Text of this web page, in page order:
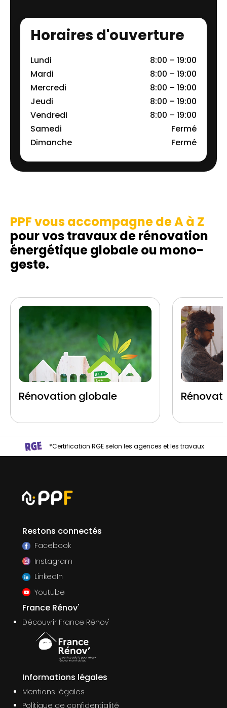
Horaires d'ouverture
Lundi
8:00 – 19:00
Mardi
8:00 – 19:00
Mercredi
8:00 – 19:00
Jeudi
8:00 – 19:00
Vendredi
8:00 – 19:00
Samedi
Fermé
Dimanche
Fermé
PPF vous accompagne de A à Z
pour vos travaux de rénovation
énergétique globale ou mono-
geste.
Rénovation globale
*Certification RGE selon les agences et les travaux
Restons connectés
Facebook
Instagram
LinkedIn
Youtube
France Rénov'
Découvrir France Rénov'
Informations légales
Mentions légales
Politique de confidentialité